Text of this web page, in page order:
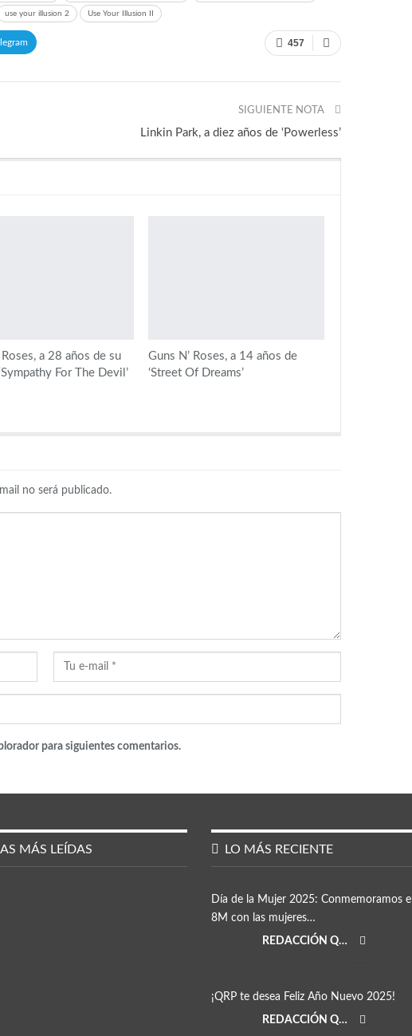
use your illusion 2 Use Your Illusion II
457
SIGUIENTE NOTA
Linkin Park, a diez años de ‘Powerless’
Roses, a 28 años de su
For The Devil’
Guns N’ Roses, a 14 años de
‘Street Of Dreams’
no será publicado.
para siguientes comentarios.
MÁS LEÍDAS LO MÁS RECIENTE
Día de la Mujer 2025: Conmemoramos el
8M con las mujeres…
REDACCIÓN QRP
¡QRP te desea Feliz Año Nuevo 2025!
REDACCIÓN QRP